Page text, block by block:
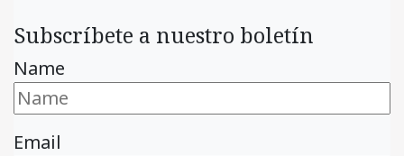
Subscríbete a nuestro boletín
Name
Email